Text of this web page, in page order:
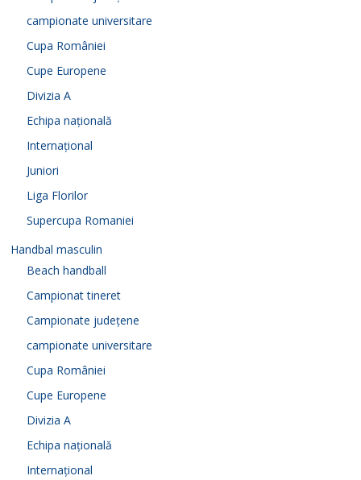
campionate universitare
Cupa României
Cupe Europene
Divizia A
Echipa națională
Internațional
Juniori
Liga Florilor
Supercupa Romaniei
Handbal masculin
Beach handball
Campionat tineret
Campionate județene
campionate universitare
Cupa României
Cupe Europene
Divizia A
Echipa națională
Internațional